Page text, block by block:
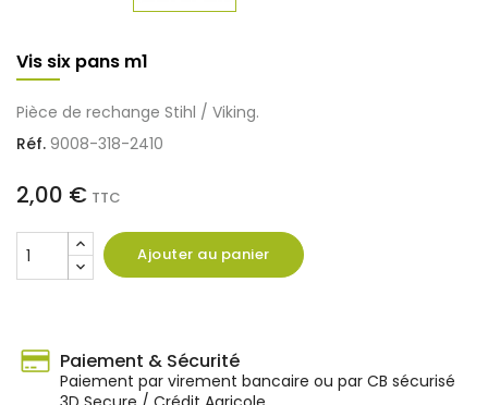
Vis six pans m1
Pièce de rechange Stihl / Viking.
Réf. 9008-318-2410
2,00 € TTC
Ajouter au panier
Paiement & Sécurité
Paiement par virement bancaire ou par CB sécurisé